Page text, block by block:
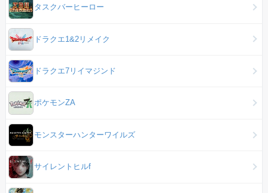
タスクバーヒーロー
ドラクエ1&2リメイク
ドラクエ7リイマジンド
ポケモンZA
モンスターハンターワイルズ
サイレントヒルf